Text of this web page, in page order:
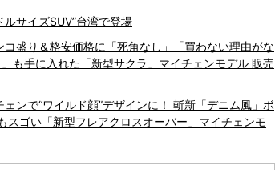
サイズSUV”台湾で登場
盛り＆格安価格に「死角なし」「買わない理由がな
も手に入れた「新型サクラ」マイチェンモデル 販売
ンで“ワイルド顔”デザインに！ 斬新「デニム風」ボ
ゴい「新型フレアクロスオーバー」マイチェンモ